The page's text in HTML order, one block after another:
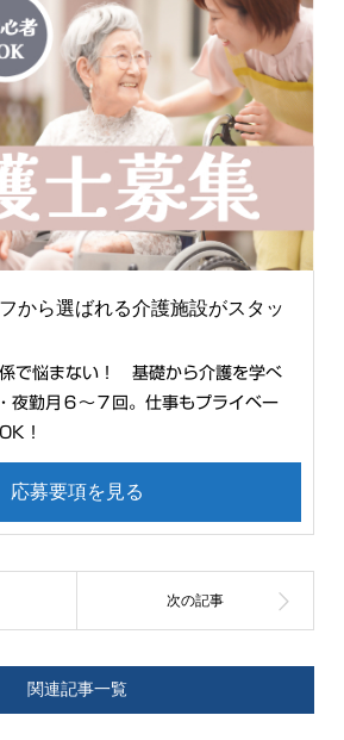
から選ばれる介護施設がスタッ
で悩まない！ 基礎から介護を学べ
夜勤月６〜７回。仕事もプライベー
！
応募要項を見る
関連記事一覧